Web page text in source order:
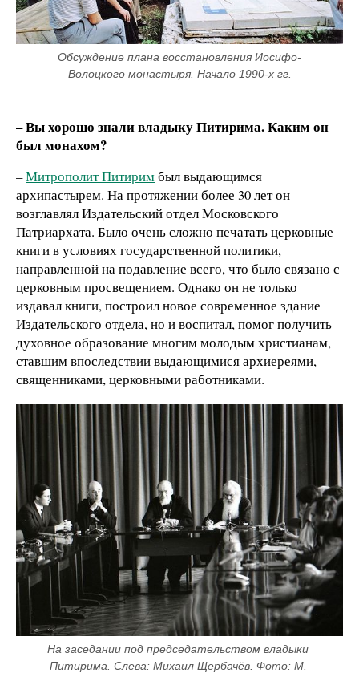
Обсуждение плана восстановления Иосифо-
Волоцкого монастыря. Начало 1990-х гг.
– Вы хорошо знали владыку Питирима. Каким он
был монахом?
–Митрополит Питиримбыл выдающимся
архипастырем. На протяжении более 30 лет он
возглавлял Издательский отдел Московского
Патриархата. Было очень сложно печатать церковные
книги в условиях государственной политики,
направленной на подавление всего, что было связано с
церковным просвещением. Однако он не только
издавал книги, построил новое современное здание
Издательского отдела, но и воспитал, помог получить
духовное образование многим молодым христианам,
ставшим впоследствии выдающимися архиереями,
священниками, церковными работниками.
На заседании под председательством владыки
Питирима. Слева: Михаил Щербачёв. Фото: М.